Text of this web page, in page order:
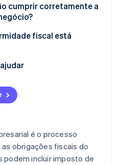
construindo a infraestrutura
cumprir corretamente a
fiscal está
de nexo?
para reconstrução?
acompanha o
certas?
é o processo
obrigações fiscais do
podem incluir imposto de